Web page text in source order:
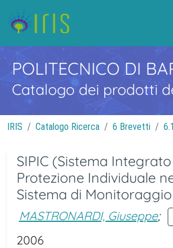
POLITECNICO DI
Catalogo dei prodotti
IRIS Catalogo Ricerca 6 Brevetti
SIPIC (Sistema
Protezione Individuale
Sistema di
MASTRONARDI, Giuseppe;
2006